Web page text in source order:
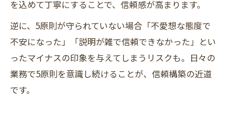
を込めて丁寧にすることで、信頼感が高まります。
逆に、5原則が守られていない場合「不愛想な態度で
不安になった」「説明が雑で信頼できなかった」とい
ったマイナスの印象を与えてしまうリスクも。日々の
業務で5原則を意識し続けることが、信頼構築の近道
です。